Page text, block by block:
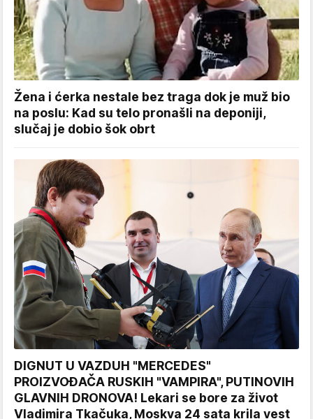
Žena i ćerka nestale bez traga dok je muž bio
na poslu: Kad su telo pronašli na deponiji,
slučaj je dobio šok obrt
DIGNUT U VAZDUH "MERCEDES"
PROIZVOĐAČA RUSKIH "VAMPIRA", PUTINOVIH
GLAVNIH DRONOVA! Lekari se bore za život
Vladimira Tkačuka, Moskva 24 sata krila vest